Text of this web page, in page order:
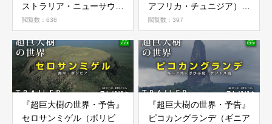
ストラリア・ニューサウス
ウェールズ州） コレいい
よ.JP
閲覧数：638
アフリカ・チュニジア）
コレいいよ.JP
閲覧数：397
『超巨大樹の世界・予告』
セロサンミゲル（ボリビ
『超巨大樹の世界・予告』
ピコカングランデ（ギニア